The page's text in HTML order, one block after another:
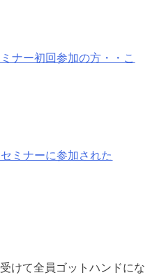
ナー初回参加の方・・こ
ミナーに参加された
けて全員ゴットハンドにな